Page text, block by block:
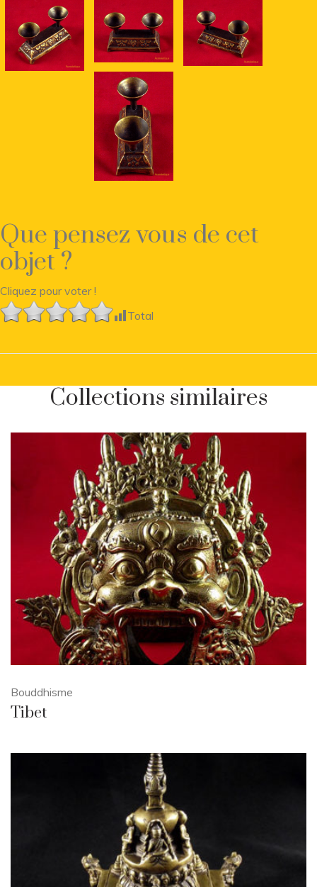
Que pensez vous de cet
objet ?
Cliquez pour voter !
Total
Collections similaires
Bouddhisme
Tibet